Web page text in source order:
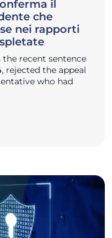
il
che
nei rapporti
the recent sentence
rejected the appeal
who had